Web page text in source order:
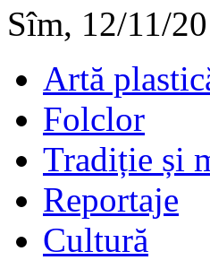
Sîm, 12/11/
Artă
Folclor
Tradiție și
Reportaje
Cultură